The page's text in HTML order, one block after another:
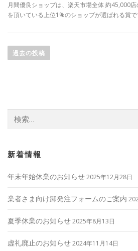
月間優良ショップは、楽天市場全体 約45,000
を頂いている上位1%のショップが選ばれる賞で
稿
シ
過去の投稿
索:
新着情報
年末年始休業のお知らせ2025年12月28日
業者さま向け卸発注フォームのご案内
夏季休業のお知らせ2025年8月13日
虚礼廃止のお知らせ2024年11月14日